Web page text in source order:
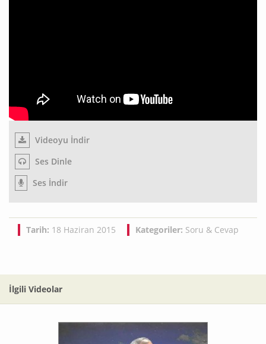
Videoyu İndir
Ses Dinle
Ses İndir
Tarih: 18 Haziran 2015 Kategoriler: Soru & Cevap
İlgili Videolar